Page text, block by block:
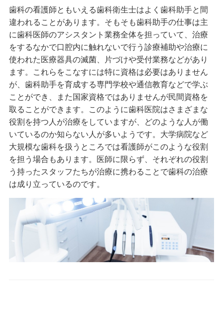
歯科の看護師ともいえる歯科衛生士はよく歯科助手と間
違われることがあります。そもそも歯科助手の仕事は主
に歯科医師のアシスタント業務全体を担っていて、治療
をするなかで口腔内に触れないで行う診療補助や治療に
使われた医療器具の滅菌、片づけや受付業務などがあり
ます。これらをこなすには特に資格は必要はありません
が、歯科助手を育成する専門学校や通信教育などで学ぶ
ことができ、また国家資格ではありませんが民間資格を
取ることができます。このように歯科医院はさまざまな
役割を持つ人が治療をしていますが、どのような人が働
いているのか知らない人が多いようです。大学病院など
大規模な歯科を扱うところでは看護師がこのような役割
を担う場合もあります。医師に限らず、それぞれの役割
う持ったスタッフたちが治療に携わることで歯科の治療
は成り立っているのです。